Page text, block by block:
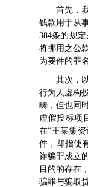
首先，
钱款用于从
384条的规
将挪用之公
为要件的罪
其次，
行为人虚构
畴，但也同
虚假投标项
在“王某集
件，却指使
诈骗罪成立
目的的存在
骗罪与骗取